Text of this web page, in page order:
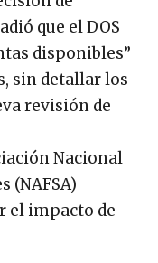
que el DOS
disponibles”
sin detallar los
revisión de
Nacional
(NAFSA)
el impacto de